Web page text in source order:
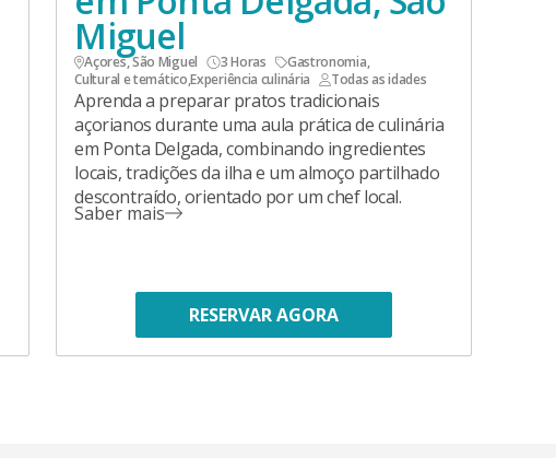
Miguel
Açores, São Miguel 3 Horas Gastronomia,
Cultural e temático,Experiência culinária Todas as idades
Aprenda a preparar pratos tradicionais
açorianos durante uma aula prática de culinária
em Ponta Delgada, combinando ingredientes
locais, tradições da ilha e um almoço partilhado
descontraído, orientado por um chef local.
Saber mais
RESERVAR AGORA